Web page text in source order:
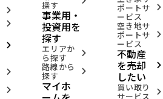
arrow_forward_ios
arrow_forward_ios
arrow_forward_ios
arrow_forward_ios
arrow_forward_ios
探す
事業用・
投資用を
探す
エリアか
ら探す arrow_forward_ios
路線から
探す arrow_forward_ios
マイホ
ポートサ
ービス
arrow_forward_ios
空き地サ
ポートサ
ービス
arrow_forward_ios
不動産
を売却
したい
arrow_forward_ios
買い取り
サービス arrow_forward_ios